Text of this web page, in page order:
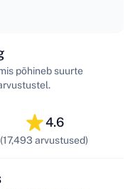
põhineb suurte
4.6
(17,493 arvustused)